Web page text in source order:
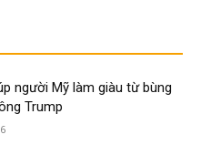
người Mỹ làm giàu từ bùng
Trump